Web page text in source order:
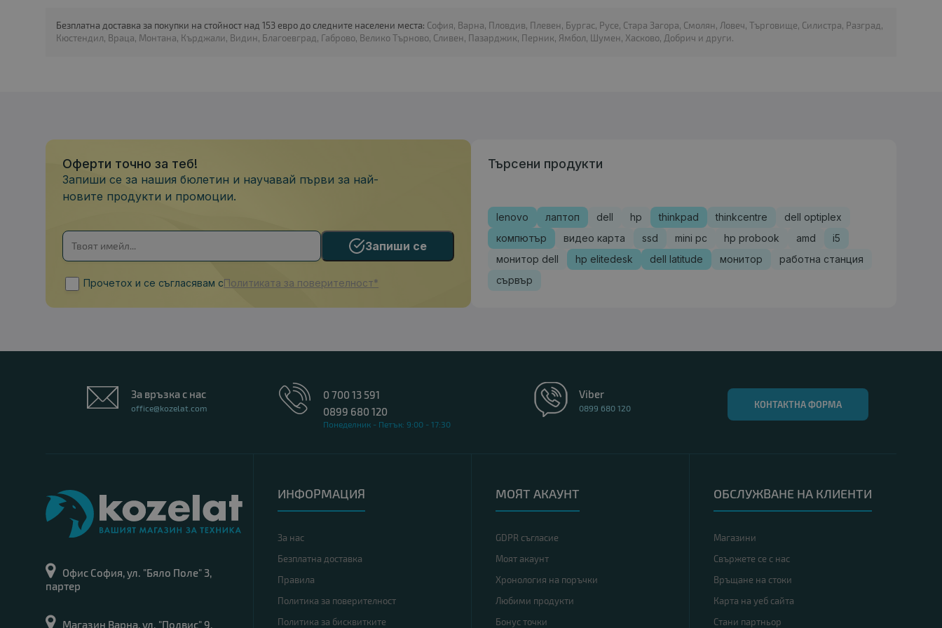
Безплатна доставка за покупки на стойност над 153 евро до следните населени места: София, Варна, Пловдив, Плевен, Бургас, Русе, Стара Загора, Смолян, Ловеч, Търговище, Силистра, Разград,
Кюстендил, Враца, Монтана, Кърджали, Видин, Благоевград, Габрово, Велико Търново, Сливен, Пазарджик, Перник, Ямбол, Шумен, Хасково, Добрич и други.
Оферти точно за теб!
Запиши се за нашия бюлетин и научавай първи за най-
новите продукти и промоции.
Запиши се
Прочетох и се съгласявам сПолитиката за поверителност*
Търсени продукти
lenovo лаптоп dell hp thinkpad thinkcentre
dell optiplex
компютър
видео карта ssd mini pc hp probook amd
i5
монитор dell
hp elitedesk dell latitude монитор
работна станция
сървър
За връзка с нас
office@kozelat.com
0 700 13 591
0899 680 120
Понеделник - Петък: 9:00 - 17:30
Viber
0899 680 120 КОНТАКТНА ФОРМА
Офис София, ул. "Бяло Поле" 3,
партер
Магазин Варна, ул. "Подвис" 9,
ИНФОРМАЦИЯ
За нас
Безплатна доставка
Правила
Политика за поверителност
Политика за бисквитките
МОЯТ АКАУНТ
GDPR съгласие
Моят акаунт
Хронология на поръчки
Любими продукти
Бонус точки
ОБСЛУЖВАНЕ НА КЛИЕНТИ
Магазини
Свържете се с нас
Връщане на стоки
Карта на уеб сайта
Стани партньор